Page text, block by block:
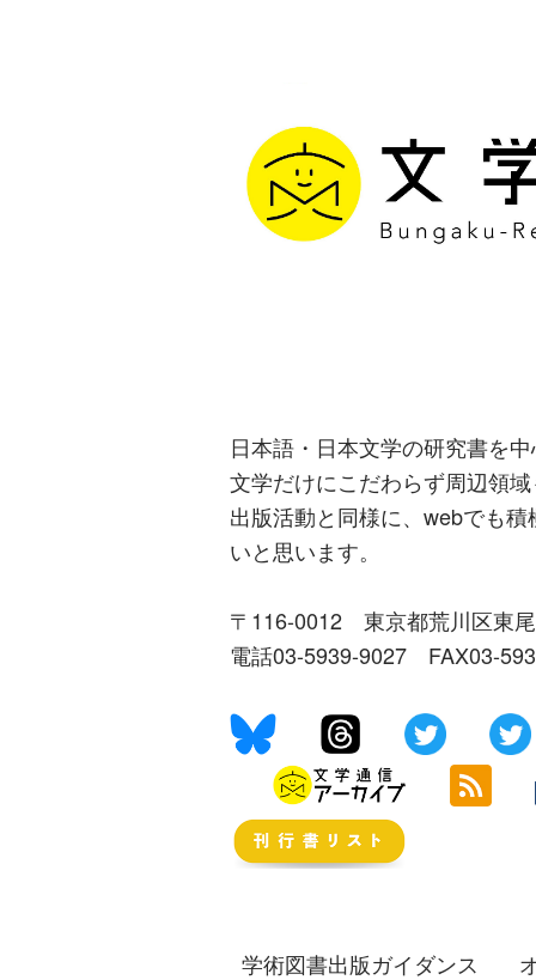
日本語・日本文学の研究書を
文学だけにこだわらず周辺領
出版活動と同様に、webでも
いと思います。
〒116-0012 東京都荒川区東
電話03-5939-9027 FAX03-
学術図書出版ガイダンス